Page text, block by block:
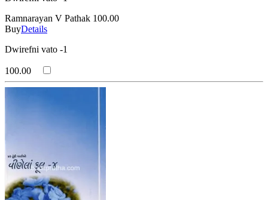
Ramnarayan V Pathak 100.00
BuyDetails
Dwirefni vato -1
100.00